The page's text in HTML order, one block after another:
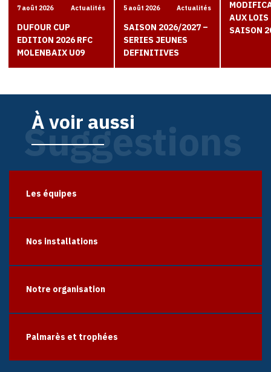
7 août 2026 Actualités
DUFOUR CUP
EDITION 2026 RFC
MOLENBAIX U09
5 août 2026 Actualités
SAISON 2026/2027 –
SERIES JEUNES
DEFINITIVES
AUX LOIS
SAISON
À voir aussi
Suggestions
Les équipes
Nos installations
Notre organisation
Palmarès et trophées